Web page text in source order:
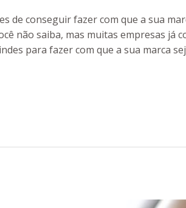
de conseguir fazer com que a sua
não saiba, mas muitas empresas já
para fazer com que a sua marca